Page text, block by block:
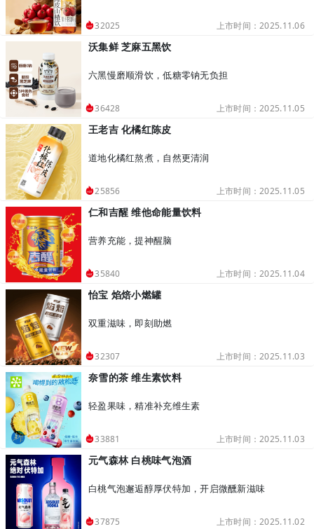
32025 上市时间：2025.11.06
沃集鲜 芝麻五黑饮
六黑慢磨顺滑饮，低糖零钠无负担
36428 上市时间：2025.11.05
王老吉 化橘红陈皮
道地化橘红熬煮，自然更清润
25856 上市时间：2025.11.05
仁和吉醒 维他命能量饮料
营养充能，提神醒脑
35840 上市时间：2025.11.04
怡宝 焰焙小燃罐
双重滋味，即刻助燃
32307 上市时间：2025.11.03
奈雪的茶 维生素饮料
轻盈果味，精准补充维生素
33881 上市时间：2025.11.03
元气森林 白桃味气泡酒
白桃气泡邂逅醇厚伏特加，开启微醺新滋味
37875 上市时间：2025.11.02